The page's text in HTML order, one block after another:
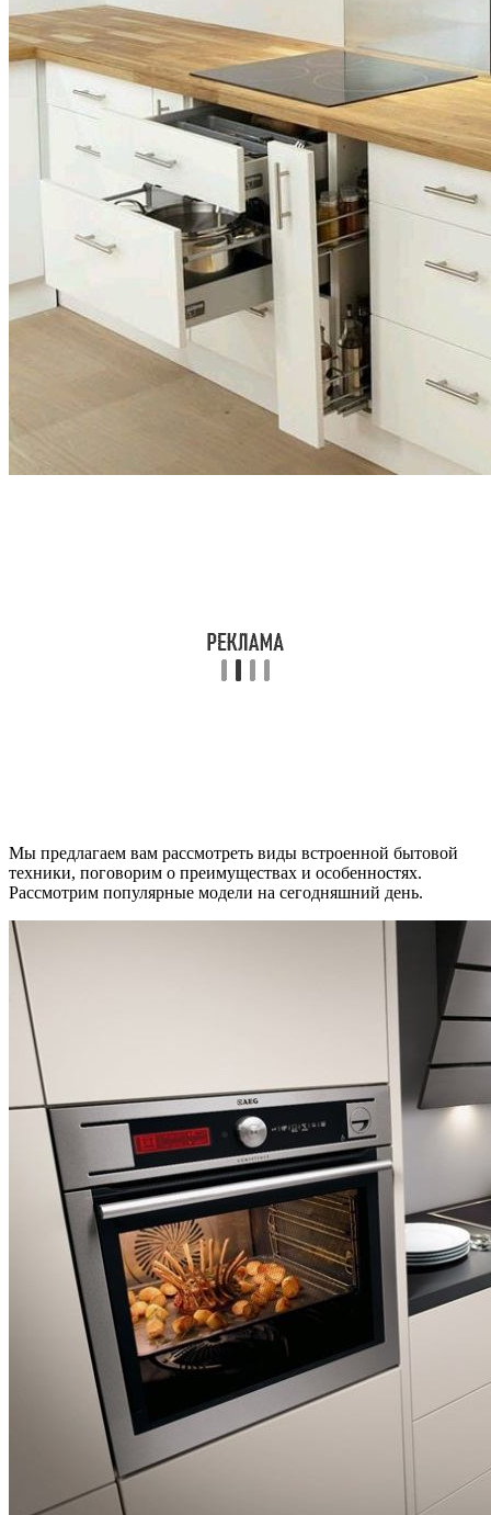
Мы предлагаем вам рассмотреть виды встроенной бытовой
техники, поговорим о преимуществах и особенностях.
Рассмотрим популярные модели на сегодняшний день.